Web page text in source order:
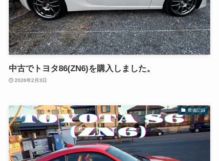
中古でトヨタ86(ZN6)を購入しました。
2026年2月3日
整備記録